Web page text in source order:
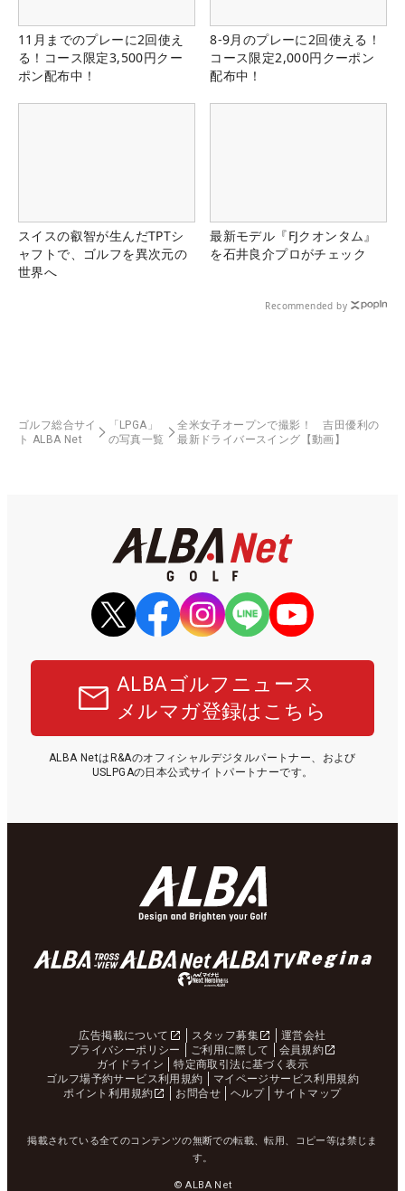
11月までのプレーに2回使え
る！コース限定3,500円クー
ポン配布中！
8-9月のプレーに2回使える！
コース限定2,000円クーポン
配布中！
スイスの叡智が生んだTPTシ
ャフトで、ゴルフを異次元の
世界へ
最新モデル『FJクオンタム』
を石井良介プロがチェック
Recommended by
ゴルフ総合サイ
ト ALBA Net
「LPGA」
の写真一覧
全米女子オープンで撮影！ 吉田優利の
最新ドライバースイング【動画】
ALBAゴルフニュース
メルマガ登録はこちら
ALBA NetはR&Aのオフィシャルデジタルパートナー、および
USLPGAの日本公式サイトパートナーです。
広告掲載について スタッフ募集
運営会社
プライバシーポリシー
ご利用に際して
会員規約
ガイドライン
特定商取引法に基づく表示
ゴルフ場予約サービス利用規約
マイページサービス利用規約
ポイント利用規約
お問合せ ヘルプ サイトマップ
掲載されている全てのコンテンツの無断での転載、転用、コピー等は禁じま
す。
© ALBA Net